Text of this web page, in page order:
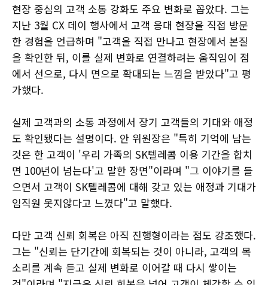
현장 중심의 고객 소통 강화도 주요 변화로 꼽았다. 그는
지난 3월 CX 데이 행사에서 고객 응대 현장을 직접 방문
한 경험을 언급하며 "고객을 직접 만나고 현장에서 본질
을 확인한 뒤, 이를 실제 변화로 연결하려는 움직임이 점
에서 선으로, 다시 면으로 확대되는 느낌을 받았다"고 평
가했다.
실제 고객과의 소통 과정에서 장기 고객들의 기대와 애정
도 확인됐다는 설명이다. 안 위원장은 "특히 기억에 남는
것은 한 고객이 '우리 가족의 SK텔레콤 이용 기간을 합치
면 100년이 넘는다'고 말한 장면"이라며 "그 이야기를 들
으면서 고객이 SK텔레콤에 대해 갖고 있는 애정과 기대가
임직원 못지않다고 느꼈다"고 말했다.
다만 고객 신뢰 회복은 아직 진행형이라는 점도 강조했다.
그는 "신뢰는 단기간에 회복되는 것이 아니라, 고객의 목
소리를 계속 듣고 실제 변화로 이어갈 때 다시 쌓이는